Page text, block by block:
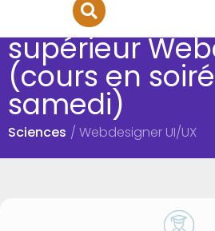
Brevet
supérieur
(cours en
samedi)
Sciences / Webdesigner UI/UX